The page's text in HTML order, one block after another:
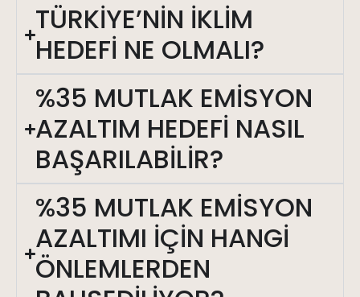
TÜRKİYE’NİN İKLİM
HEDEFİ NE OLMALI?
%35 MUTLAK EMİSYON
AZALTIM HEDEFİ NASIL
BAŞARILABİLİR?
%35 MUTLAK EMİSYON
AZALTIMI İÇİN HANGİ
ÖNLEMLERDEN